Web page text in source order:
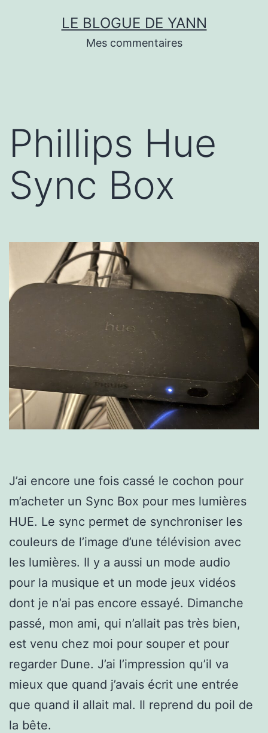
LE BLOGUE DE YANN
Mes commentaires
Phillips Hue
Sync Box
J’ai encore une fois cassé le cochon pour
m’acheter un Sync Box pour mes lumières
HUE. Le sync permet de synchroniser les
couleurs de l’image d’une télévision avec
les lumières. Il y a aussi un mode audio
pour la musique et un mode jeux vidéos
dont je n’ai pas encore essayé. Dimanche
passé, mon ami, qui n’allait pas très bien,
est venu chez moi pour souper et pour
regarder Dune. J’ai l’impression qu’il va
mieux que quand j’avais écrit une entrée
que quand il allait mal. Il reprend du poil de
la bête.